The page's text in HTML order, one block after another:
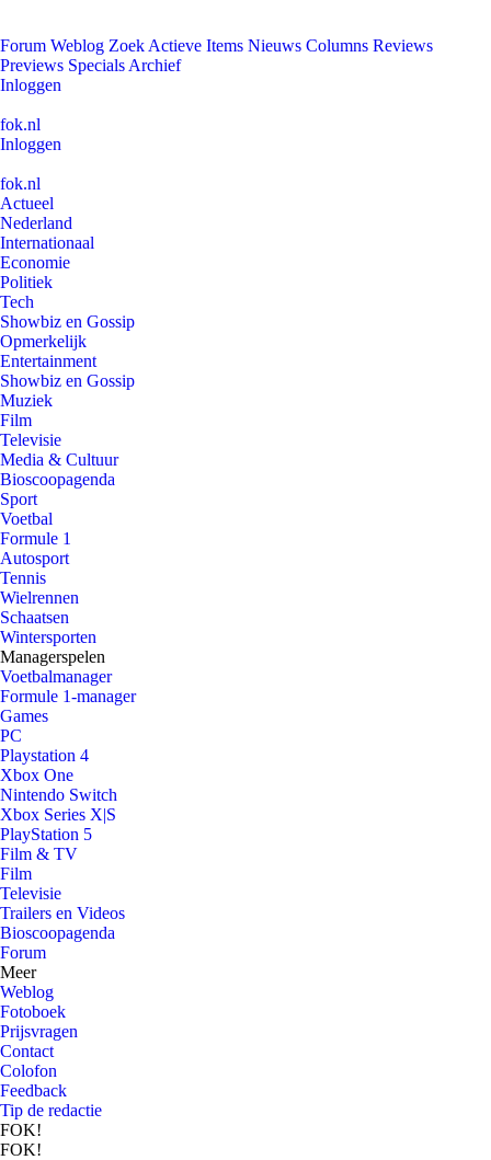
Forum Weblog Zoek Actieve Items Nieuws Columns Reviews
Previews Specials Archief
Inloggen
fok.nl
Inloggen
fok.nl
Actueel
Nederland
Internationaal
Economie
Politiek
Tech
Showbiz en Gossip
Opmerkelijk
Entertainment
Showbiz en Gossip
Muziek
Film
Televisie
Media & Cultuur
Bioscoopagenda
Sport
Voetbal
Formule 1
Autosport
Tennis
Wielrennen
Schaatsen
Wintersporten
Managerspelen
Voetbalmanager
Formule 1-manager
Games
PC
Playstation 4
Xbox One
Nintendo Switch
Xbox Series X|S
PlayStation 5
Film & TV
Film
Televisie
Trailers en Videos
Bioscoopagenda
Forum
Meer
Weblog
Fotoboek
Prijsvragen
Contact
Colofon
Feedback
Tip de redactie
FOK!
FOK!